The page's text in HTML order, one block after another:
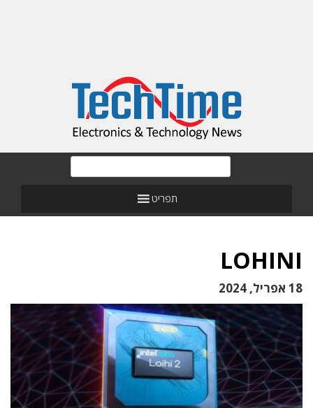
תפריט
LOHINI
18 אפריל, 2024